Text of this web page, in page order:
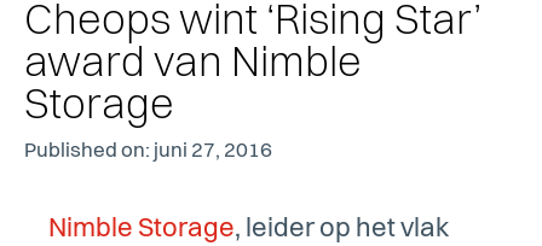
Cheops wint ‘Rising Star’
award van Nimble
Storage
Published on: juni 27, 2016
Nimble Storage, leider op het vlak